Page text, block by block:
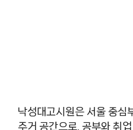
낙성대고시원은 서울 중심
주거 공간으로, 공부와 취